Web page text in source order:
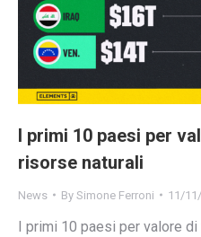
I primi 10 paesi per
risorse naturali
News By Simone Ferroni 11/
I primi 10 paesi per valore